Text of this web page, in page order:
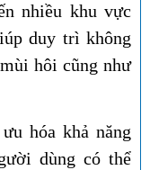
nhiều khu vực
duy trì không
hôi cũng như
hóa khả năng
dùng có thể